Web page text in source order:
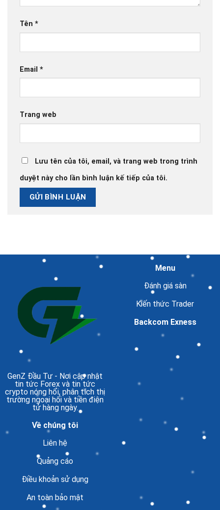
Tên *
Email *
Trang web
Lưu tên của tôi, email, và trang web trong trình
duyệt này cho lần bình luận kế tiếp của tôi.
GenZ Đầu Tư - Nơi cập nhật
tin tức Forex và tin tức
crypto nóng hổi, phân tích thị
trường ngoại hối và tiền điện
tử hàng ngày.
Menu
Đánh giá sàn
Kiến thức Trader
Backcom Exness
Về chúng tôi
Liên hệ
Quảng cáo
Điều khoản sử dụng
An toàn bảo mật